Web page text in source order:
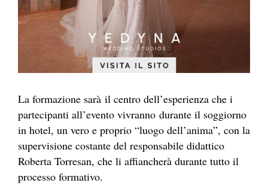
La formazione sarà il centro dell’esperienza che i
partecipanti all’evento vivranno durante il soggiorno
in hotel, un vero e proprio “luogo dell’anima”, con la
supervisione costante del responsabile didattico
Roberta Torresan, che li affiancherà durante tutto il
processo formativo.